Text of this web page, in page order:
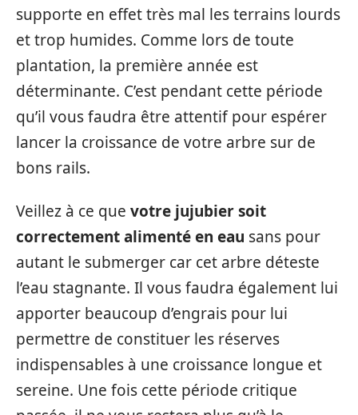
supporte en effet très mal les terrains lourds
et trop humides. Comme lors de toute
plantation, la première année est
déterminante. C’est pendant cette période
qu’il vous faudra être attentif pour espérer
lancer la croissance de votre arbre sur de
bons rails.
Veillez à ce que votre jujubier soit
correctement alimenté en eau sans pour
autant le submerger car cet arbre déteste
l’eau stagnante. Il vous faudra également lui
apporter beaucoup d’engrais pour lui
permettre de constituer les réserves
indispensables à une croissance longue et
sereine. Une fois cette période critique